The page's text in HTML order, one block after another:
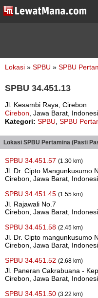
Lokasi » SPBU » SPBU
SPBU 34.451.13
Jl. Kesambi Raya, Cirebon
Cirebon , Jawa Barat,
Kategori: SPBU SPBU
Lokasi SPBU Pertamina (Pasti
SPBU 34.451.57 (1.30 km)
Jl. Dr. Cipto Mangunkusumo
Cirebon, Jawa Barat,
SPBU 34.451.45 (1.55 km)
Jl. Rajawali No.7
Cirebon, Jawa Barat,
SPBU 34.451.58 (2.45 km)
Jl. Dr. Cipto mangunkusumo
Cirebon, Jawa Barat,
SPBU 34.451.52 (2.68 km)
Jl. Paneran Cakrabuana -
Cirebon, Jawa Barat,
SPBU 34.451.50 (3.22 km)